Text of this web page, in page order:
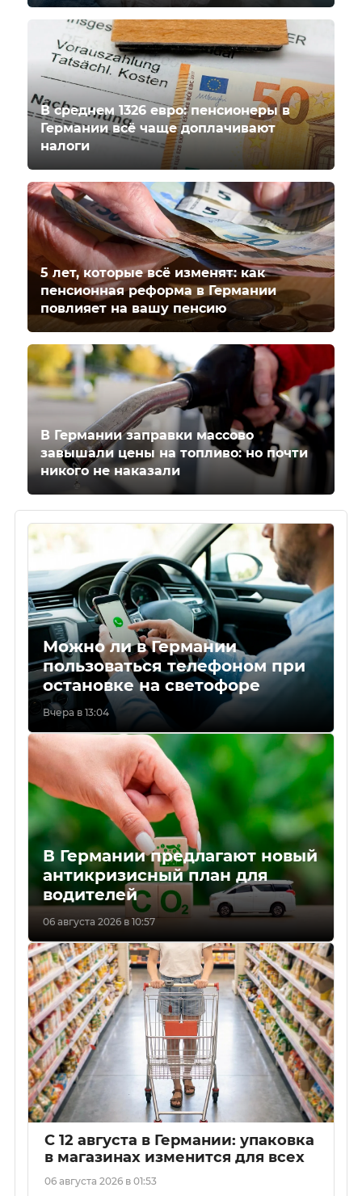
В среднем 1326 евро: пенсионеры в
Германии всё чаще доплачивают
налоги
5 лет, которые всё изменят: как
пенсионная реформа в Германии
повлияет на вашу пенсию
В Германии заправки массово
завышали цены на топливо: но почти
никого не наказали
Можно ли в Германии
пользоваться телефоном при
остановке на светофоре
Вчера в 13:04
В Германии предлагают новый
антикризисный план для
водителей
06 августа 2026 в 10:57
С 12 августа в Германии: упаковка
в магазинах изменится для всех
06 августа 2026 в 01:53